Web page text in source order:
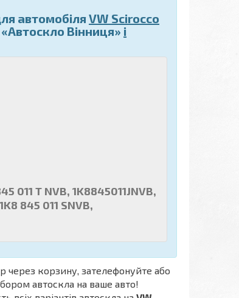
автомобіляVW Scirocco
Вінниця» і
011 T NVB, 1K8845011JNVB,
845 011 SNVB,
через корзину, зателефонуйте або
автоскла на ваше авто!